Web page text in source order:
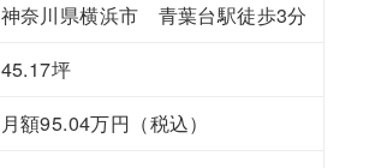
神奈川県横浜市 青葉台駅徒歩3分
45.17坪
月額95.04万円（税込）